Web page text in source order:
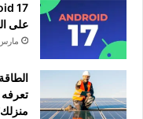
على
مارس 7,